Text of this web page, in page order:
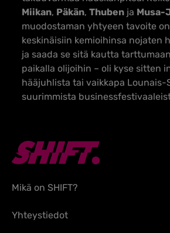
Miikan, Päkän, Thuben ja Musa-
muodostaman yhtyeen tavoite
keskinäisiin kemioihinsa nojaten
ja saada se sitä kautta
paikalla olijoihin – oli kyse sitten
hääjuhlista tai vaikkapa Lounais-
suurimmista
Mikä on SHIFT?
Yhteystiedot